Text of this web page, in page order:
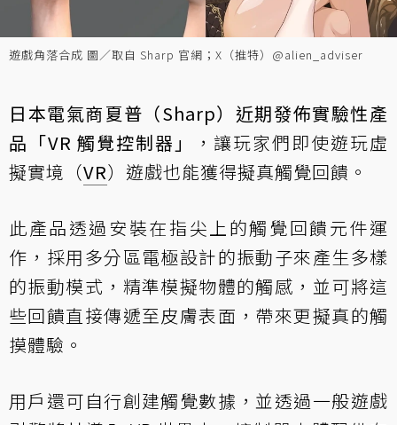
遊戲角落合成 圖／取自 Sharp 官網；X（推特）@alien_adviser
日本電氣商夏普（Sharp）近期發佈實驗性產
品「VR 觸覺控制器」
，讓玩家們即使遊玩虛
擬實境（VR）遊戲也能獲得擬真觸覺回饋。
此產品透過安裝在指尖上的觸覺回饋元件運
作，採用多分區電極設計的振動子來產生多樣
的振動模式，精準模擬物體的觸感，並可將這
些回饋直接傳遞至皮膚表面，帶來更擬真的觸
摸體驗。
用戶還可自行創建觸覺數據，並透過一般遊戲